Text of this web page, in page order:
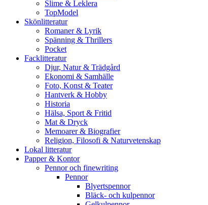
Slime & Leklera
TopModel
Skönlitteratur
Romaner & Lyrik
Spänning & Thrillers
Pocket
Facklitteratur
Djur, Natur & Trädgård
Ekonomi & Samhälle
Foto, Konst & Teater
Hantverk & Hobby
Historia
Hälsa, Sport & Fritid
Mat & Dryck
Memoarer & Biografier
Religion, Filosofi & Naturvetenskap
Lokal litteratur
Papper & Kontor
Pennor och finewriting
Pennor
Blyertspennor
Bläck- och kulpennor